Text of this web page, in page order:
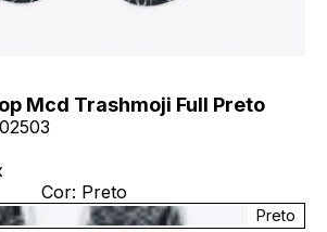
Mcd Trashmoji Full Preto
Cor: Preto
Preto